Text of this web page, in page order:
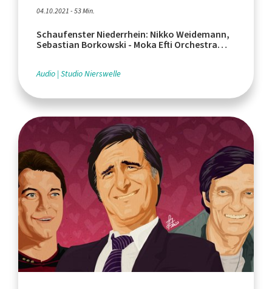
04.10.2021 - 53 Min.
Schaufenster Niederrhein: Nikko Weidemann,
Sebastian Borkowski - Moka Efti Orchestra
Audio Studio Nierswelle